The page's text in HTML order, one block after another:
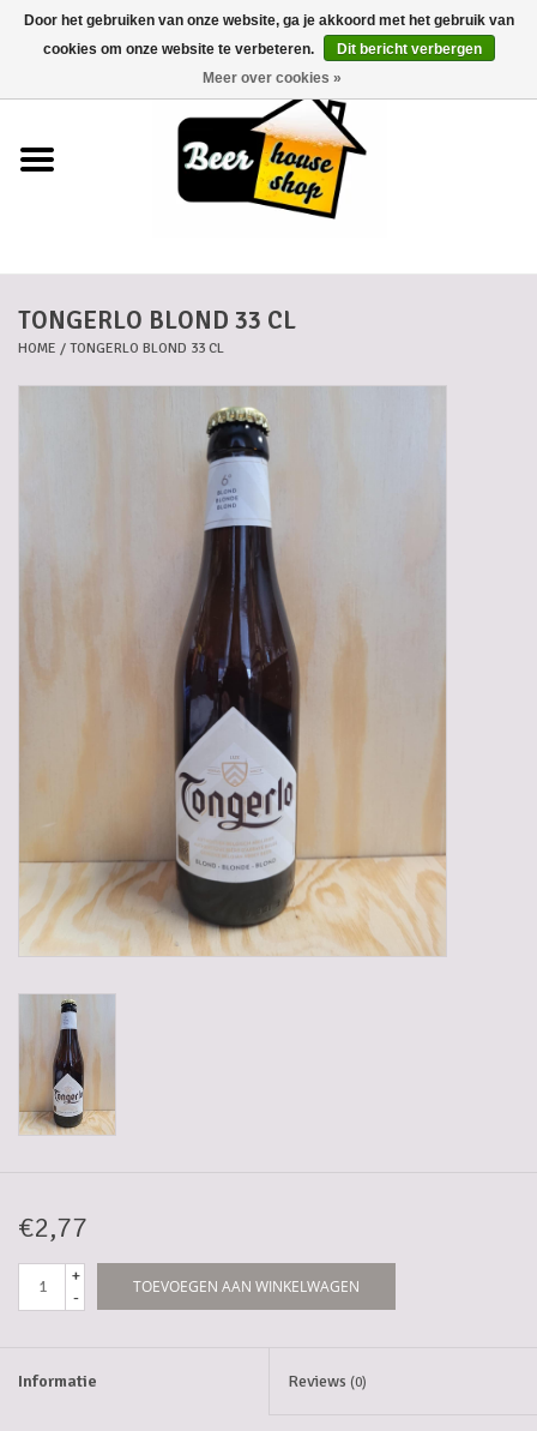
0 Artikelen - €0,00
Biermanden
Blikken
Manden/Kratten
Mixdozen
Streekproducten
Sweets
5-6l vaten
Streekproducten/Diverse
TONGERLO BLOND 33 CL
HOME / TONGERLO BLOND 33 CL
€2,77
+
-
TOEVOEGEN AAN WINKELWAGEN
Informatie Reviews (0)
Door het gebruiken van onze website, ga je akkoord met het gebruik van
cookies om onze website te verbeteren.
Dit bericht verbergen
Meer over cookies »